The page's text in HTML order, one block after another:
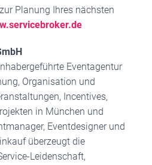
Planung Ihres nächsten
Eventagentur
Organisation und
Incentives,
in München und
Eventdesigner und
überzeugt die
Leidenschaft,